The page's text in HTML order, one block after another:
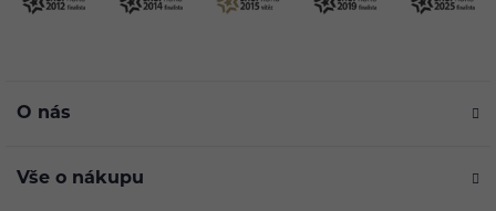
O nás
Vše o nákupu